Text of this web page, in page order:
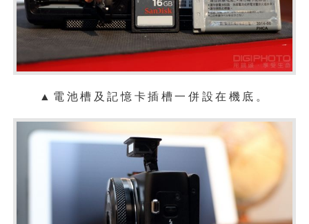
▲電池槽及記憶卡插槽一併設在機底。